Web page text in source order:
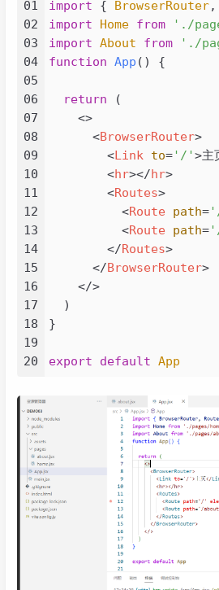
01
02
03
04
05
06
07
08
09
10
11
12
13
14
15
16
17
18
19
20
import { BrowserRouter,
import
Home from
'./
import About from
'./
function App ( ) {
return (
<>
<BrowserRouter>
<Link to= '/'>主
<hr></hr>
<Routes>
<Route path=
<Route path=
</Routes>
</BrowserRouter>
</>
  )
}
export default App